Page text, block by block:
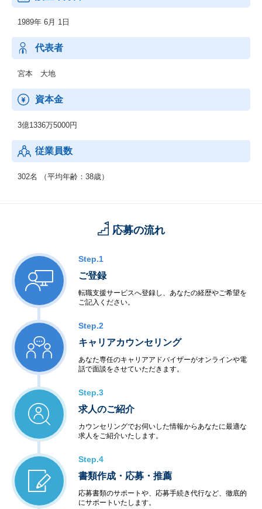
7. ソフトウェアならびに情報通信機器設備およびその付属品に関
する輸出入業務および賃貸業務
8. 労働者派遣事業（許可番号：派13-308486）情報公開
9. 前各号に附帯する一切の業務
1989年 6月 1日
代表者
宮本 大地
資本金
3億1336万5000円
従業員数
302名 （平均年齢：38歳）
応募の流れ
Step.1
ご登録
転職支援サービスへ登録し、あなたの経歴やご希望を
ご記入ください。
Step.2
キャリアカウンセリング
あなた専任のキャリアアドバイザーがオンラインや電
話で面談をさせていただきます。
Step.3
求人のご紹介
カウンセリングでお伺いした情報からあなたに最適な
求人をご紹介いたします。
Step.4
書類作成・応募・推薦
応募書類のサポートや、応募手続き代行など、徹底的
にサポートいたします。